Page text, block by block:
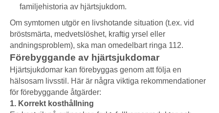
familjehistoria av hjärtsjukdom.
Om symtomen utgör en livshotande situation (t.ex. vid
bröstsmärta, medvetslöshet, kraftig yrsel eller
andningsproblem), ska man omedelbart ringa 112.
Förebyggande av hjärtsjukdomar
Hjärtsjukdomar kan förebyggas genom att följa en
hälsosam livsstil. Här är några viktiga rekommendationer
för förebyggande åtgärder:
1. Korrekt kosthållning